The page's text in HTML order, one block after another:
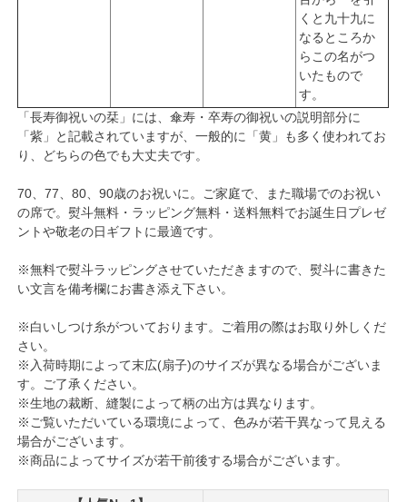
くと九十九に
なるところか
らこの名がつ
いたもので
す。
「長寿御祝いの栞」には、傘寿・卒寿の御祝いの説明部分に
「紫」と記載されていますが、一般的に「黄」も多く使われてお
り、どちらの色でも大丈夫です。
70、77、80、90歳のお祝いに。ご家庭で、また職場でのお祝い
の席で。熨斗無料・ラッピング無料・送料無料でお誕生日プレゼ
ントや敬老の日ギフトに最適です。
※無料で熨斗ラッピングさせていただきますので、熨斗に書きた
い文言を備考欄にお書き添え下さい。
※白いしつけ糸がついております。ご着用の際はお取り外しくだ
さい。
※入荷時期によって末広(扇子)のサイズが異なる場合がございま
す。ご了承ください。
※生地の裁断、縫製によって柄の出方は異なります。
※ご覧いただいている環境によって、色みが若干異なって見える
場合がございます。
※商品によってサイズが若干前後する場合がございます。